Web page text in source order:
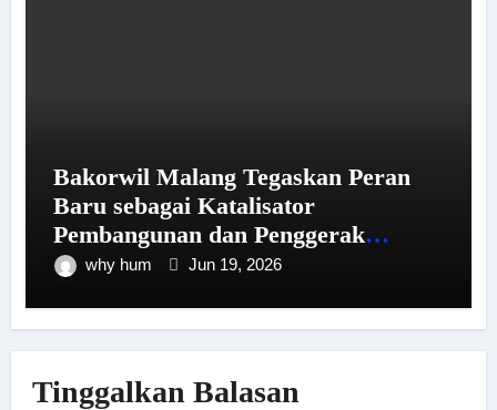
Bakorwil Malang Tegaskan Peran
Baru sebagai Katalisator
Pembangunan dan Penggerak
Ekonomi Kawasan Selatan
why hum Jun 19, 2026
Tinggalkan Balasan